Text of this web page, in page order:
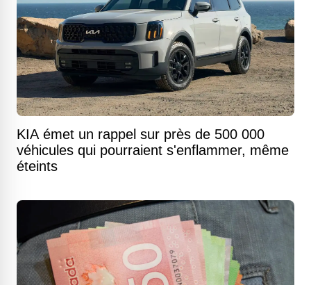
KIA émet un rappel sur près de 500 000
véhicules qui pourraient s'enflammer, même
éteints